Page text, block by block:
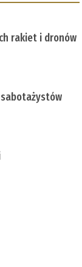
rakiet i dronów